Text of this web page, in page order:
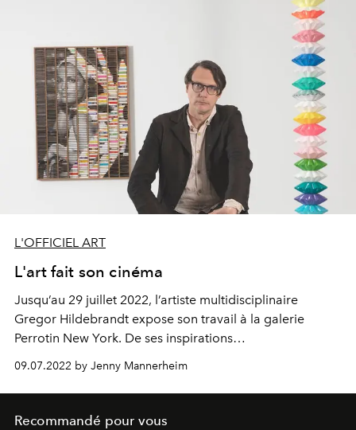
L'OFFICIEL ART
L'art fait son cinéma
Jusqu’au 29 juillet 2022, l’artiste multidisciplinaire
Gregor Hildebrandt expose son travail à la galerie
Perrotin New York. De ses inspirations
cinématographiques à ses projets futurs, l’artiste s’est
confié à L’Officiel. Rencontre.
09.07.2022 by Jenny Mannerheim
Recommandé pour vous